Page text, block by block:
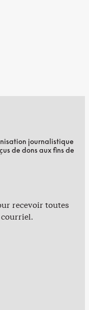
journalistique
de dons aux fins de
recevoir toutes
courriel.